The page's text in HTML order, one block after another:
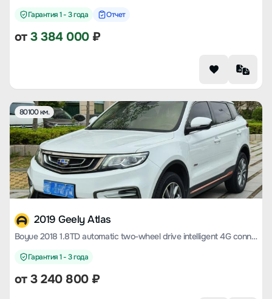
Гарантия 1 - 3 года Отчет
от3 384 000₽
80100 км.
2019 Geely Atlas
Boyue 2018 1.8TD automatic two-wheel drive intelligent 4G connected version
Гарантия 1 - 3 года
от3 240 800₽